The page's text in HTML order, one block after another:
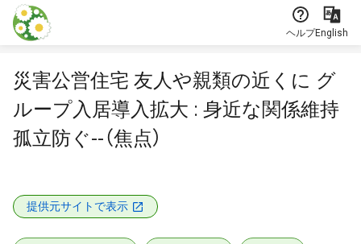
本文に飛ぶ
ヘルプEnglish
災害公営住宅 友人や親類の近くに グ
ループ入居導入拡大 : 身近な関係維持
孤立防ぐ--（焦点）
提供元サイトで表示